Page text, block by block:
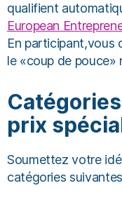
qualifient
European
En participant,vous
le «coup de pouce»
prix
Soumettez votre
catégories